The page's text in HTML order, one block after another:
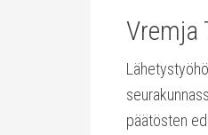
Vremja
päätösten